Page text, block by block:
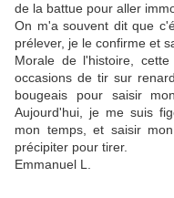
de la battue pour aller
On m'a souvent dit que
prélever, je le confirme et
Morale de l'histoire,
occasions de tir sur
bougeais pour saisir
Aujourd'hui, je me suis
mon temps, et saisir
précipiter pour tirer.
Emmanuel L.